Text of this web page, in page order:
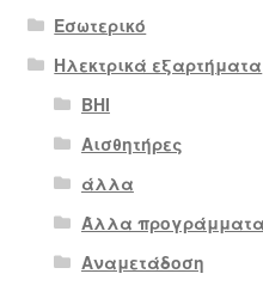
Εσωτερικό
Ηλεκτρικά εξαρτήματα
BHI
Αισθητήρες
άλλα
Άλλα προγράμματα
Αναμετάδοση